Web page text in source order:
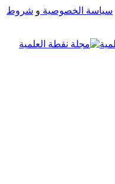
سياسة الخصوصية و شروط